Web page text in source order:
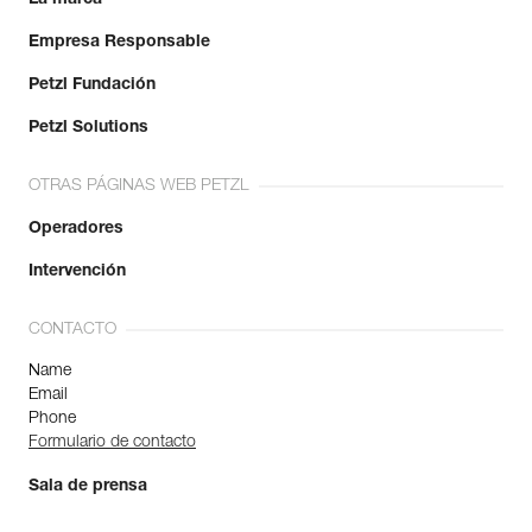
Empresa Responsable
Petzl Fundación
Petzl Solutions
OTRAS PÁGINAS WEB PETZL
Operadores
Intervención
CONTACTO
Name
Email
Phone
Formulario de contacto
Sala de prensa